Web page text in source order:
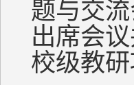
题与交
出席会
校级教